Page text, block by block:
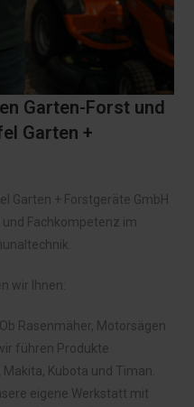
Garten-Forst und
Garten +
Garten + Forstgeräte GmbH
Fachkompetenz im
wir Ihnen:​
Rasenmäher, Motorsägen
führen Produkte
Kubota und Timan.
eigene Werkstatt mit